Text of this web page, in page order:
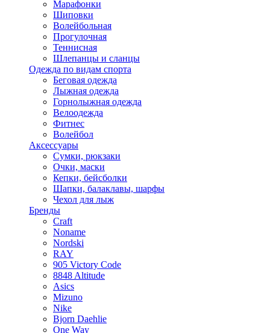
Марафонки
Шиповки
Волейбольная
Прогулочная
Теннисная
Шлепанцы и сланцы
Одежда по видам спорта
Беговая одежда
Лыжная одежда
Горнолыжная одежда
Велоодежда
Фитнес
Волейбол
Аксессуары
Сумки, рюкзаки
Очки, маски
Кепки, бейсболки
Шапки, балаклавы, шарфы
Чехол для лыж
Бренды
Craft
Noname
Nordski
RAY
905 Victory Code
8848 Altitude
Asics
Mizuno
Nike
Bjorn Daehlie
One Way